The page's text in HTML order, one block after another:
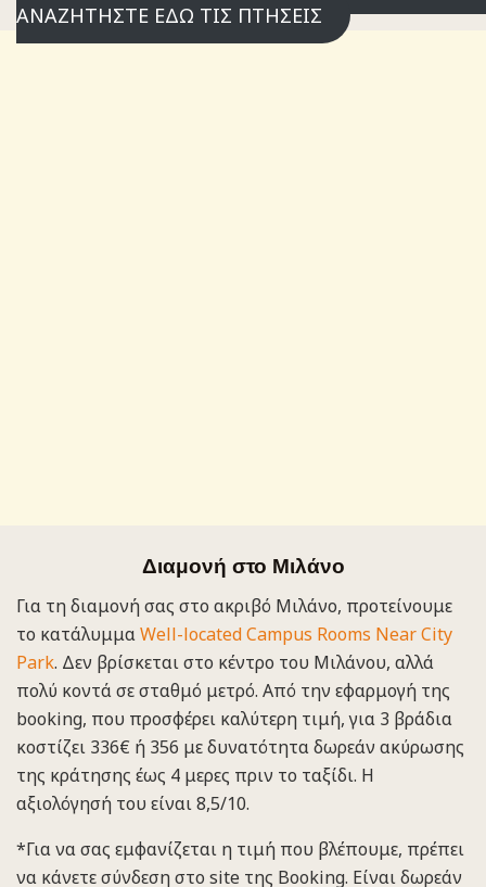
ΑΝΑΖΗΤΗΣΤΕ ΕΔΩ ΤΙΣ ΠΤΗΣΕΙΣ
Διαμονή στο Μιλάνο
Για τη διαμονή σας στο ακριβό Μιλάνο, προτείνουμε
το κατάλυμμαWell-located Campus Rooms Near City
Park. Δεν βρίσκεται στο κέντρο του Μιλάνου, αλλά
πολύ κοντά σε σταθμό μετρό. Από την εφαρμογή της
booking, που προσφέρει καλύτερη τιμή, για 3 βράδια
κοστίζει 336€ ή 356 με δυνατότητα δωρεάν ακύρωσης
της κράτησης έως 4 μερες πριν το ταξίδι. Η
αξιολόγησή του είναι 8,5/10.
*Για να σας εμφανίζεται η τιμή που βλέπουμε, πρέπει
να κάνετε σύνδεση στο site της Booking. Είναι δωρεάν